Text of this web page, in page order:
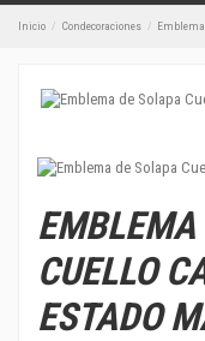
Inicio Condecoraciones Emblema
EMBLEMA
CUELLO
ESTADO